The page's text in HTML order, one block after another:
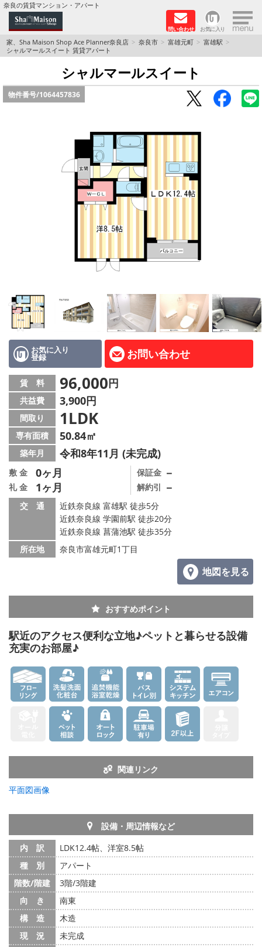
奈良の賃貸マンション・アパート
問い合わせ お気に入り ×
TOPページ
Foreigners welcome！
店長のおすすめ物件
積水ハウス Sha Maison 特集 (奈良北部、木津川
積水ハウス Sha Maison 特集 (奈良南部)
AcePlanner公式ライン
SNS
スタッフ紹介
リフォーム のことなら！
オーナー様へ
住宅型有料老人 Ｆｌｅｕｒａｇｅ
店舗情報·アクセス
会社概要
メールでお問い合わせ
家、Sha Maison Shop Ace Planner奈良店 奈良市 富雄元町
富雄駅
シャルマールスイート 賃貸アパート
シャルマールスイート
物件番号/1064457836
お気に入り
登録 お問い合わせ
賃 料 96,000円
共益費 3,900円
間取り 1LDK
専有面積 50.84㎡
築年月 令和8年11月 (未完成)
敷 金 0ヶ月
礼 金 1ヶ月
保証金 －
解約引 －
交 通
近鉄奈良線 富雄駅 徒歩5分
近鉄奈良線 学園前駅 徒歩20分
近鉄奈良線 菖蒲池駅 徒歩35分
所在地
奈良市富雄元町1丁目
地図を見る
おすすめポイント
駅近のアクセス便利な立地♪ペットと暮らせる設備
充実のお部屋♪
関連リンク
平面図画像
設備・周辺情報など
内 訳
LDK12.4帖、洋室8.5帖
種 別
アパート
階数/階建
3階/3階建
向 き
南東
構 造
木造
現 況
未完成